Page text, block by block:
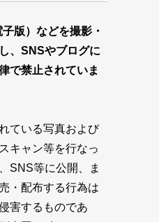
版）などを撮影・
、SNSやブログに
で禁止されていま
ている写真および
キャン等を行なっ
SNS等に公開、ま
・配布する行為は
害するものであ